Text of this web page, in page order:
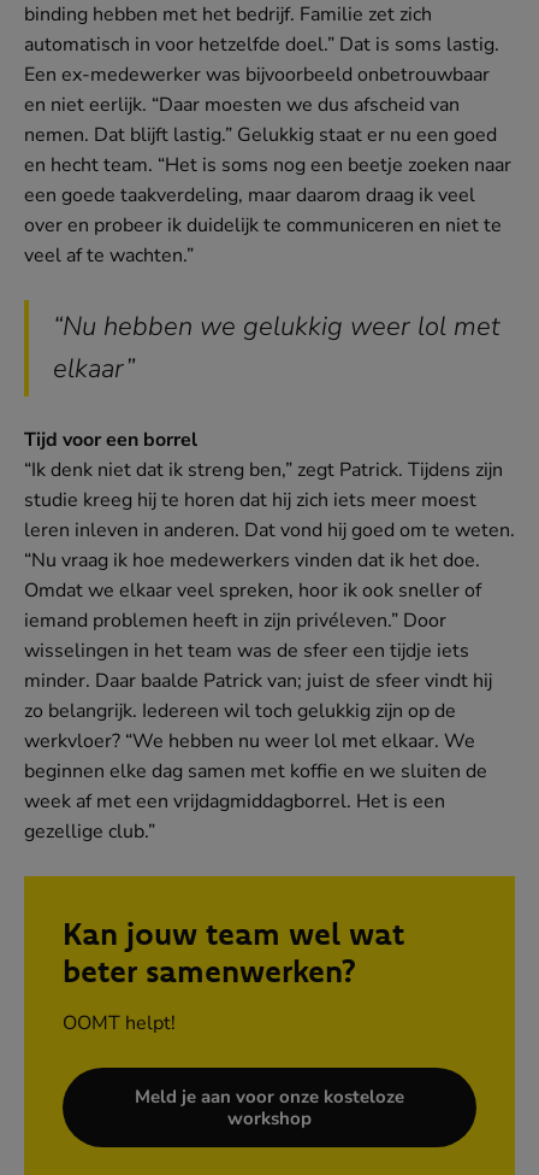
binding hebben met het bedrijf. Familie zet zich
automatisch in voor hetzelfde doel.” Dat is soms lastig.
Een ex-medewerker was bijvoorbeeld onbetrouwbaar
en niet eerlijk. “Daar moesten we dus afscheid van
nemen. Dat blijft lastig.” Gelukkig staat er nu een goed
en hecht team. “Het is soms nog een beetje zoeken naar
een goede taakverdeling, maar daarom draag ik veel
over en probeer ik duidelijk te communiceren en niet te
veel af te wachten.”
“Nu hebben we gelukkig weer lol met
elkaar”
Tijd voor een borrel
“Ik denk niet dat ik streng ben,” zegt Patrick. Tijdens zijn
studie kreeg hij te horen dat hij zich iets meer moest
leren inleven in anderen. Dat vond hij goed om te weten.
“Nu vraag ik hoe medewerkers vinden dat ik het doe.
Omdat we elkaar veel spreken, hoor ik ook sneller of
iemand problemen heeft in zijn privéleven.” Door
wisselingen in het team was de sfeer een tijdje iets
minder. Daar baalde Patrick van; juist de sfeer vindt hij
zo belangrijk. Iedereen wil toch gelukkig zijn op de
werkvloer? “We hebben nu weer lol met elkaar. We
beginnen elke dag samen met koffie en we sluiten de
week af met een vrijdagmiddagborrel. Het is een
gezellige club.”
Kan jouw team wel wat
beter samenwerken?
OOMT helpt!
Meld je aan voor onze kosteloze
workshop